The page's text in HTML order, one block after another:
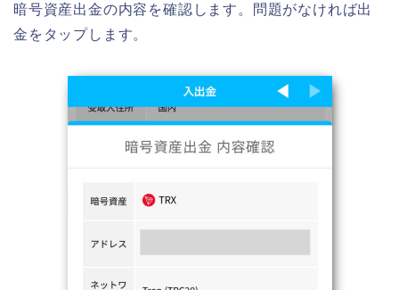
暗号資産出金の内容を確認します。問題がなければ出
金をタップします。